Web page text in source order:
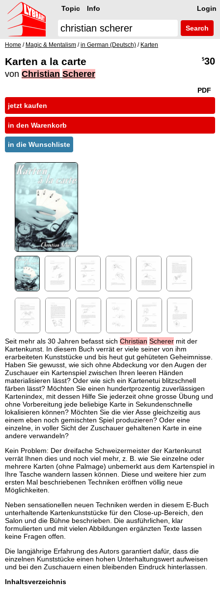
Login
Topic Info
Search
Home / Magic & Mentalism /in German (Deutsch) / Karten
Karten a la carte
von Christian Scherer
$30
PDF
jetzt kaufen
in den Warenkorb
in die Wunschliste
Seit mehr als 30 Jahren befasst sich Christian Scherer mit der
Kartenkunst. In diesem Buch verrät er viele seiner von ihm
erarbeiteten Kunststücke und bis heut gut gehüteten Geheimnisse.
Haben Sie gewusst, wie sich ohne Abdeckung vor den Augen der
Zuschauer ein Kartenspiel zwischen Ihren leeren Händen
materialisieren lässt? Oder wie sich ein Kartenetui blitzschnell
färben lässt? Möchten Sie einen hundertprozentig zuverlässigen
Kartenindex, mit dessen Hilfe Sie jederzeit ohne grosse Übung und
ohne Vorbereitung jede beliebige Karte in Sekundenschnelle
lokalisieren können? Möchten Sie die vier Asse gleichzeitig aus
einem eben noch gemischten Spiel produzieren? Oder eine
einzelne, in voller Sicht der Zuschauer gehaltenen Karte in eine
andere verwandeln?
Kein Problem: Der dreifache Schweizermeister der Kartenkunst
verrät Ihnen dies und noch viel mehr, z. B. wie Sie einzelne oder
mehrere Karten (ohne Palmage) unbemerkt aus dem Kartenspiel in
Ihre Tasche wandern lassen können. Diese und weitere hier zum
ersten Mal beschriebenen Techniken eröffnen völlig neue
Möglichkeiten.
Neben sensationellen neuen Techniken werden in diesem E-Buch
unterhaltende Kartenkunststücke für den Close-up-Bereich, den
Salon und die Bühne beschrieben. Die ausführlichen, klar
formulierten und mit vielen Abbildungen ergänzten Texte lassen
keine Fragen offen.
Die langjährige Erfahrung des Autors garantiert dafür, dass die
einzelnen Kunststücke einen hohen Unterhaltungswert aufweisen
und bei den Zuschauern einen bleibenden Eindruck hinterlassen.
Inhaltsverzeichnis